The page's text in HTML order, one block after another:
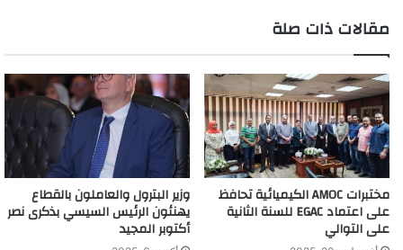
مقالات ذات صلة
مختبرات AMOC الكيميائية تحافظ
على اعتماد EGAC للسنة الثانية
على التوالي
وزير البترول والعاملون بالقطاع
يهنئون الرئيس السيسي بذكرى نصر
أكتوبر المجيد